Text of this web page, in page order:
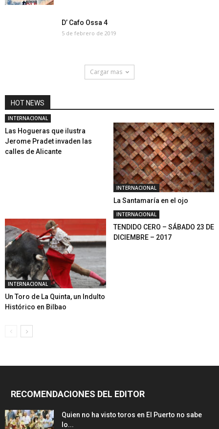
D’ Cafo Ossa 4
5 de febrero de 2019
Cargar mas
HOT NEWS
INTERNACIONAL
Las Hogueras que ilustra
Jerome Pradet invaden las
calles de Alicante
INTERNACIONAL
La Santamaría en el ojo
INTERNACIONAL
Un Toro de La Quinta, un Indulto
Histórico en Bilbao
INTERNACIONAL
TENDIDO CERO – SÁBADO 23 DE
DICIEMBRE – 2017
RECOMENDACIONES DEL EDITOR
Quien no ha visto toros en El Puerto no sabe
lo...